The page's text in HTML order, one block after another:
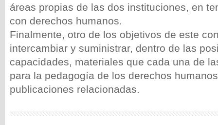
áreas propias de las dos instituciones, en
con derechos humanos.
Finalmente, otro de los objetivos de este
intercambiar y suministrar, dentro de las
capacidades, materiales que cada una de
para la pedagogía de los derechos
publicaciones relacionadas.